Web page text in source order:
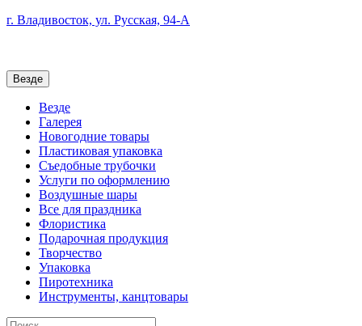
г. Владивосток, ул. Русская, 94-А
Везде
Везде
Галерея
Новогодние товары
Пластиковая упаковка
Съедобные трубочки
Услуги по оформлению
Воздушные шары
Все для праздника
Флористика
Подарочная продукция
Творчество
Упаковка
Пиротехника
Инструменты, канцтовары